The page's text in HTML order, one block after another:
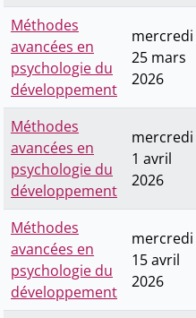
Méthodes
avancées en
psychologie du
développement
mercredi
25 mars
2026
Méthodes
avancées en
psychologie du
développement
mercredi
1 avril
2026
Méthodes
avancées en
psychologie du
développement
mercredi
15 avril
2026